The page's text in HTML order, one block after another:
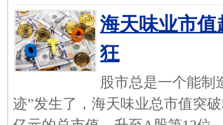
海天味业市值
狂
股市总是一个能制
迹”发生了，海天味业总市值突